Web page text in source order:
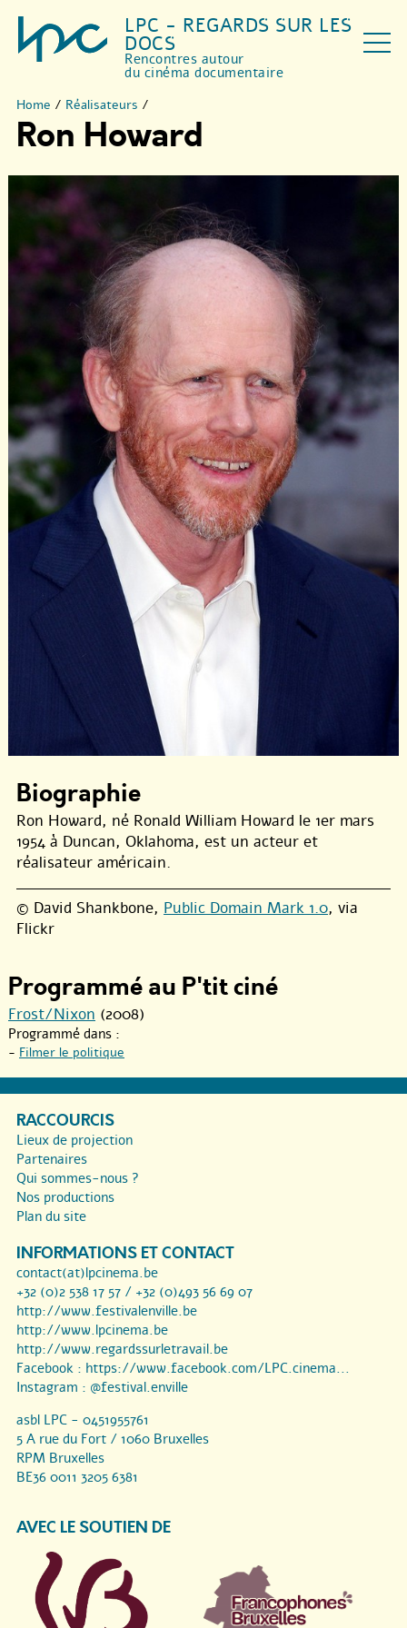
LPC - REGARDS SUR LES
DOCS
Rencontres autour
du cinéma documentaire
Home / Réalisateurs /
Ron Howard
Biographie
Ron Howard, né Ronald William Howard le 1er mars
1954 à Duncan, Oklahoma, est un acteur et
réalisateur américain.
© David Shankbone, Public Domain Mark 1.0, via
Flickr
Programmé au P'tit ciné
Frost/Nixon (2008)
Programmé dans :
- Filmer le politique
RACCOURCIS
Lieux de projection
Partenaires
Qui sommes-nous ?
Nos productions
Plan du site
INFORMATIONS ET CONTACT
contact(at)lpcinema.be
+32 (0)2 538 17 57 / +32 (0)493 56 69 07
http://www.festivalenville.be
http://www.lpcinema.be
http://www.regardssurletravail.be
Facebook : https://www.facebook.com/LPC.cinema...
Instagram : @festival.enville
asbl LPC - 0451955761
5 A rue du Fort / 1060 Bruxelles
RPM Bruxelles
BE36 0011 3205 6381
AVEC LE SOUTIEN DE